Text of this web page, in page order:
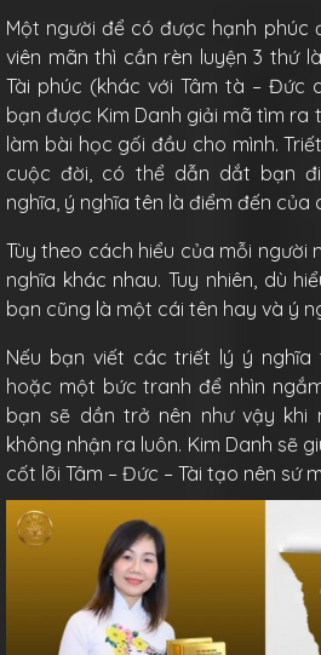
Một người để có được hạnh phúc
viên mãn thì cần rèn luyện 3 thứ
Tài phúc (khác với Tâm tà – Đức
bạn được Kim Danh giải mã tìm ra
làm bài học gối đầu cho mình.
cuộc đời, có thể dẫn dắt bạn
nghĩa, ý nghĩa tên là điểm đến của
Tùy theo cách hiểu của mỗi người
nghĩa khác nhau. Tuy nhiên, dù
bạn cũng là một cái tên hay và ý
Nếu bạn viết các triết lý ý nghĩa
hoặc một bức tranh để nhìn
bạn sẽ dần trở nên như vậy khi
không nhận ra luôn. Kim Danh sẽ
cốt lõi Tâm – Đức – Tài tạo nên sứ